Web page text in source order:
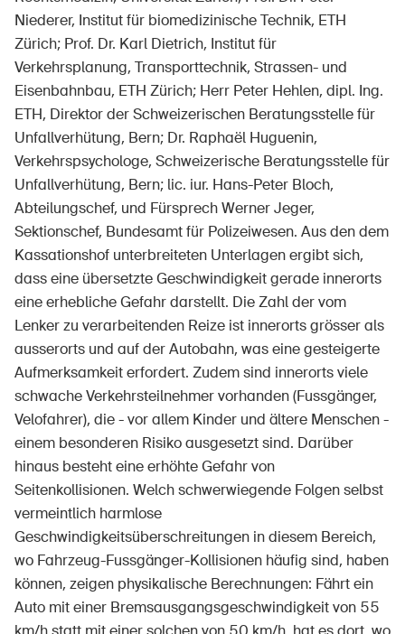
Niederer, Institut für biomedizinische Technik, ETH
Zürich; Prof. Dr. Karl Dietrich, Institut für
Verkehrsplanung, Transporttechnik, Strassen- und
Eisenbahnbau, ETH Zürich; Herr Peter Hehlen, dipl. Ing.
ETH, Direktor der Schweizerischen Beratungsstelle für
Unfallverhütung, Bern; Dr. Raphaël Huguenin,
Verkehrspsychologe, Schweizerische Beratungsstelle für
Unfallverhütung, Bern; lic. iur. Hans-Peter Bloch,
Abteilungschef, und Fürsprech Werner Jeger,
Sektionschef, Bundesamt für Polizeiwesen. Aus den dem
Kassationshof unterbreiteten Unterlagen ergibt sich,
dass eine übersetzte Geschwindigkeit gerade innerorts
eine erhebliche Gefahr darstellt. Die Zahl der vom
Lenker zu verarbeitenden Reize ist innerorts grösser als
ausserorts und auf der Autobahn, was eine gesteigerte
Aufmerksamkeit erfordert. Zudem sind innerorts viele
schwache Verkehrsteilnehmer vorhanden (Fussgänger,
Velofahrer), die - vor allem Kinder und ältere Menschen -
einem besonderen Risiko ausgesetzt sind. Darüber
hinaus besteht eine erhöhte Gefahr von
Seitenkollisionen. Welch schwerwiegende Folgen selbst
vermeintlich harmlose
Geschwindigkeitsüberschreitungen in diesem Bereich,
wo Fahrzeug-Fussgänger-Kollisionen häufig sind, haben
können, zeigen physikalische Berechnungen: Fährt ein
Auto mit einer Bremsausgangsgeschwindigkeit von 55